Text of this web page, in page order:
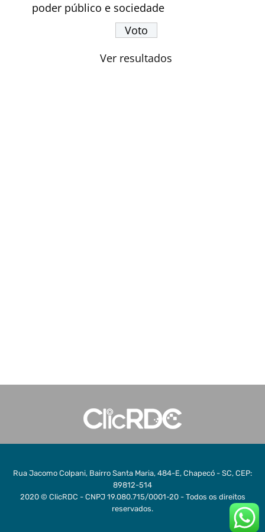
poder público e sociedade
Ver resultados
Rua Jacomo Colpani, Bairro Santa Maria, 484-E, Chapecó - SC, CEP:
89812-514
2020 © ClicRDC - CNPJ 19.080.715/0001-20 - Todos os direitos
reservados.